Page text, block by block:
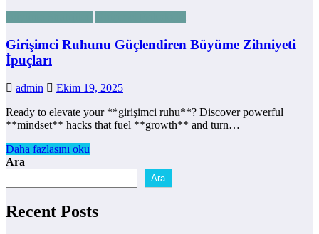
Girişimci Ruhunu Güçlendiren Büyüme Zihniyeti
İpuçları
admin
Ekim 19, 2025
Ready to elevate your **girişimci ruhu**? Discover powerful
**mindset** hacks that fuel **growth** and turn…
Daha fazlasını oku
Ara
Ara
Recent Posts